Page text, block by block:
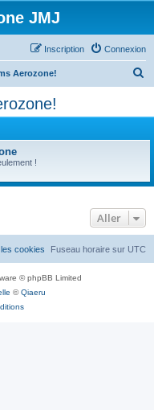
JMJ
Connexion
Inscription
Aerozone!
c
e
!
Aller
Fuseau horaire sur UTC
cookies
© phpBB Limited
©Qiaeru